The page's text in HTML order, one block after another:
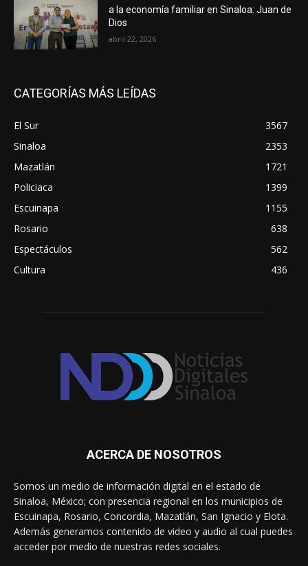
a la economía familiar en Sinaloa: Juan de
Dios
abril 22, 2026
CATEGORÍAS MÁS LEÍDAS
El Sur
3567
Sinaloa
2353
Mazatlán
1721
Policiaca
1399
Escuinapa
1155
Rosario
638
Espectáculos
562
Cultura
436
ACERCA DE NOSOTROS
Somos un medio de información digital en el estado de
Sinaloa, México; con presencia regional en los municipios de
Escuinapa, Rosario, Concordia, Mazatlán, San Ignacio y Elota.
Además generamos contenido de video y audio al cual puedes
acceder por medio de nuestras redes sociales.